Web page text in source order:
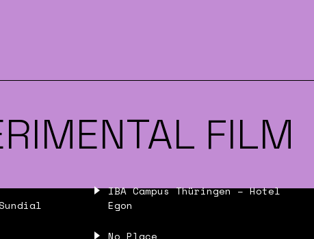
FILM
IBA Campus Thüringen – Hotel
Egon
No Place